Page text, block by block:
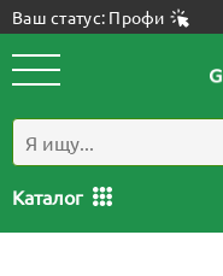
Ваш статус: Профи
Каталог